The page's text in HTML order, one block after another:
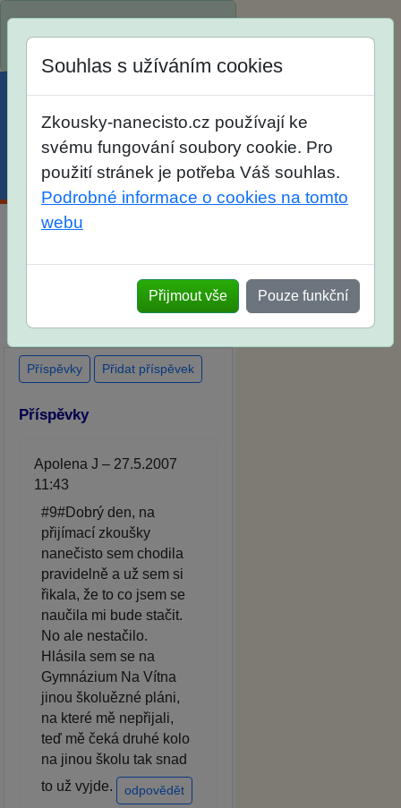
Menu Účet Košík
po skutečných přijímacích
zkouškách
Souhlas s užíváním cookies
Zkousky-nanecisto.cz používají ke
svému fungování soubory cookie. Pro
použití stránek je potřeba Váš souhlas.
Podrobné informace o cookies na tomto
webu
Přijmout vše Pouze funkční
Příspěvky Přidat příspěvek
Příspěvky
Apolena J – 27.5.2007
11:43
#9#Dobrý den, na
přijímací zkoušky
nanečisto sem chodila
pravidelně a už sem si
řikala, že to co jsem se
naučila mi bude stačit.
No ale nestačilo.
Hlásila sem se na
Gymnázium Na Vítna
jinou školuězné pláni,
na které mě nepřijali,
teď mě čeká druhé kolo
na jinou školu tak snad
to už vyjde.
odpovědět